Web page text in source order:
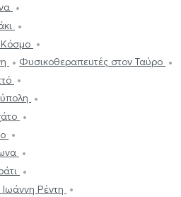
Φυσικοθεραπευτές στον Ταύρο
Ρέντη